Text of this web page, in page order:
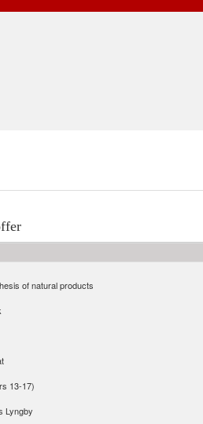
of natural products
13-17)
Lyngby